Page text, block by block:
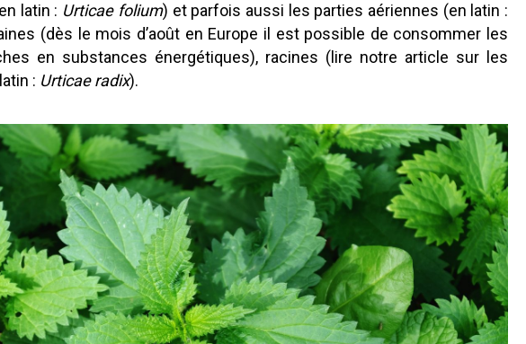
latin : Urticae folium) et parfois aussi les parties aériennes (en latin :
(dès le mois d’août en Europe il est possible de consommer les
en substances énergétiques), racines (lire notre article sur les
: Urticae radix).